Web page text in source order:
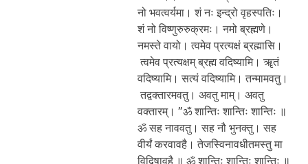
नो भवत्वर्यमा। शं नः इन्द्रो वृहस्पतिः।
शं नो विष्णुरुरुक्रमः। नमो ब्रह्मणे।
नमस्ते वायो। त्वमेव प्रत्यक्षं ब्रह्मासि।
त्वमेव प्रत्यक्षम् ब्रह्म वदिष्यामि। ॠतं
वदिष्यामि। सत्यं वदिष्यामि। तन्मामवतु।
तद्वक्तारमवतु। अवतु माम्। अवतु
वक्तारम्। ”ॐ शान्तिः शान्तिः शान्तिः ॥
ॐ सह नाववतु। सह नौ भुनक्तु। सह
वीर्यं करवावहै। तेजस्विनावधीतमस्तु मा
विद्विषावहै ॥ ॐ शान्तिः शान्तिः शान्तिः ॥